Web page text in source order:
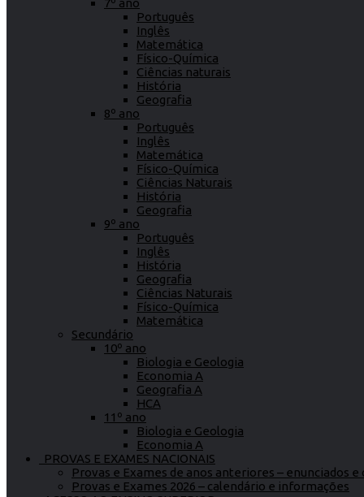
7º ano
Português
Inglês
Matemática
Físico-Química
Ciências naturais
História
Geografia
8º ano
Português
Inglês
Matemática
Físico-Química
Ciências Naturais
História
Geografia
9º ano
Português
Inglês
História
Geografia
Ciências Naturais
Físico-Química
Matemática
Secundário
10º ano
Biologia e Geologia
Economia A
Geografia A
HCA
11º ano
Biologia e Geologia
Economia A
PROVAS E EXAMES NACIONAIS
Provas e Exames de anos anteriores – enunciados
Provas e Exames 2026 – calendário e informações